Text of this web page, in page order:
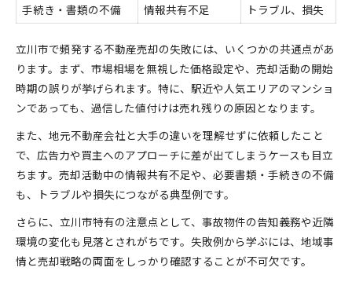
手続き・書類の不備
情報共有不足 トラブル、損失
立川市で頻発する不動産売却の失敗には、いくつかの共通点があ
ります。まず、市場相場を無視した価格設定や、売却活動の開始
時期の誤りが挙げられます。特に、駅近や人気エリアのマンショ
ンであっても、過信した値付けは売れ残りの原因となります。
また、地元不動産会社と大手の違いを理解せずに依頼したこと
で、広告力や買主へのアプローチに差が出てしまうケースも目立
ちます。売却活動中の情報共有不足や、必要書類・手続きの不備
も、トラブルや損失につながる典型例です。
さらに、立川市特有の注意点として、事故物件の告知義務や近隣
環境の変化も見落とされがちです。失敗例から学ぶには、地域事
情と売却戦略の両面をしっかり確認することが不可欠です。